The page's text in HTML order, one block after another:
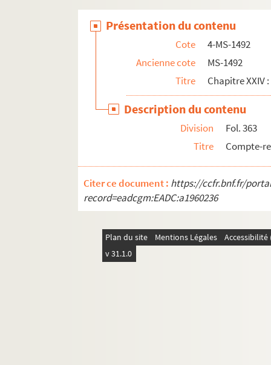
Présentation du contenu
Cote
4-MS-1492
Ancienne cote
MS-1492
Titre
Chapitre XXIV :
Description du contenu
Division
Fol. 363
Titre
Compte-
Citer ce document : https://ccfr.bnf.fr/
record=eadcgm:EADC:a1960236
Plan du site Mentions Légales
v 31.1.0